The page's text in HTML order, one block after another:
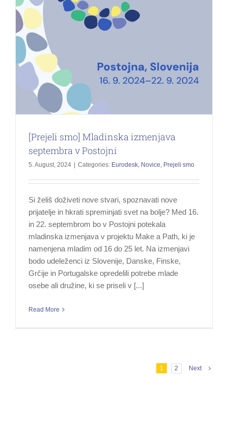
[Prejeli smo] Mladinska izmenjava
septembra v Postojni
5. August, 2024 Categories: Eurodesk, Novice, Prejeli smo
Si želiš doživeti nove stvari, spoznavati nove
prijatelje in hkrati spreminjati svet na bolje? Med 16.
in 22. septembrom bo v Postojni potekala
mladinska izmenjava v projektu Make a Path, ki je
namenjena mladim od 16 do 25 let. Na izmenjavi
bodo udeleženci iz Slovenije, Danske, Finske,
Grčije in Portugalske opredelili potrebe mlade
osebe ali družine, ki se priseli v [...]
Read More
1 2 Next